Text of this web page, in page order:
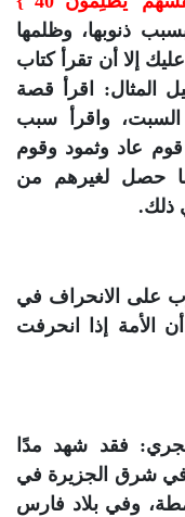
ذنوبها، وظلمها
إلا أن تقرأ كتاب
المثال: اقرأ قصة
واقرأ سبب
عاد وثمود وقوم
حصل لغيرهم من
ذلك.
على الانحراف في
الأمة إذا انحرفت
فقد شهد مدًا
في شرق الجزيرة في
وفي بلاد فارس